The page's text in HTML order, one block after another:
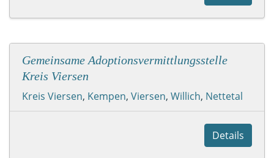
Gemeinsame Adoptionsvermittlungsstelle
Kreis Viersen
Kreis Viersen, Kempen, Viersen, Willich, Nettetal
Details